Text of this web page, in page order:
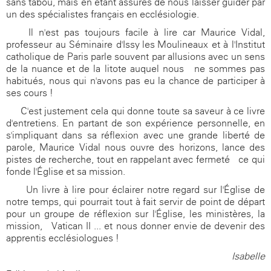
un des spécialistes français en ecclésiologie.
Il n'est pas toujours facile à lire car Maurice Vidal,
professeur au Séminaire d'Issy-les-Moulineaux et à l'Institut
catholique de Paris parle souvent par allusions avec un sens
de la nuance et de la litote auquel nous ne sommes pas
habitués, nous qui n'avons pas eu la chance de participer à
ses cours !
C'est justement cela qui donne toute sa saveur à ce livre
d'entretiens. En partant de son expérience personnelle, en
s'impliquant dans sa réflexion avec une grande liberté de
parole, Maurice Vidal nous ouvre des horizons, lance des
pistes de recherche, tout en rappelant avec fermeté ce qui
fonde l'Église et sa mission.
Un livre à lire pour éclairer notre regard sur l'Église de
notre temps, qui pourrait tout à fait servir de point de départ
pour un groupe de réflexion sur l'Église, les ministères, la
mission, Vatican II ... et nous donner envie de devenir des
apprentis-ecclésiologues !
Isabelle